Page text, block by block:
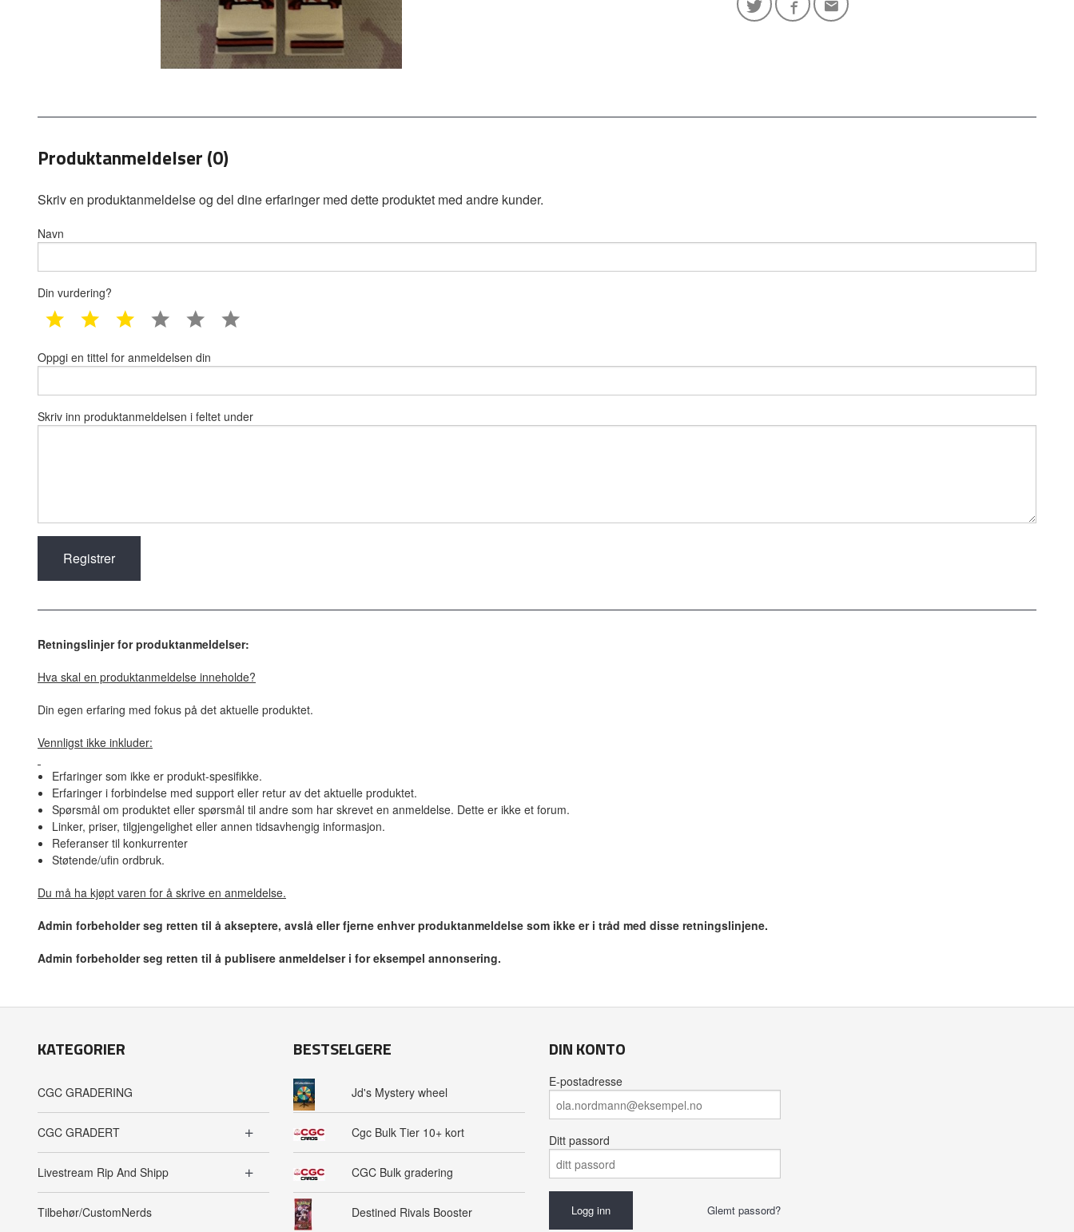
Produktanmeldelser (0)
Skriv en produktanmeldelse og del dine erfaringer med dette produktet med andre kunder.
Navn
Din vurdering?
1 star 2 star 3 star 4 star 5 star
Oppgi en tittel for anmeldelsen din
Skriv inn produktanmeldelsen i feltet under
Retningslinjer for produktanmeldelser:
Hva skal en produktanmeldelse inneholde?
Din egen erfaring med fokus på det aktuelle produktet.
Vennligst ikke inkluder:
Erfaringer som ikke er produkt-spesifikke.
Erfaringer i forbindelse med support eller retur av det aktuelle produktet.
Spørsmål om produktet eller spørsmål til andre som har skrevet en anmeldelse. Dette er ikke et forum.
Linker, priser, tilgjengelighet eller annen tidsavhengig informasjon.
Referanser til konkurrenter
Støtende/ufin ordbruk.
Du må ha kjøpt varen for å skrive en anmeldelse.
Admin forbeholder seg retten til å akseptere, avslå eller fjerne enhver produktanmeldelse som ikke er i tråd med disse retningslinjene.
Admin forbeholder seg retten til å publisere anmeldelser i for eksempel annonsering.
KATEGORIER
CGC GRADERING
CGC GRADERT
Livestream Rip And Shipp
Tilbehør/CustomNerds
BESTSELGERE
Jd's Mystery wheel
Cgc Bulk Tier 10+ kort
CGC Bulk gradering
Destined Rivals Booster
DIN KONTO
E-postadresse
Ditt passord
Glemt passord?